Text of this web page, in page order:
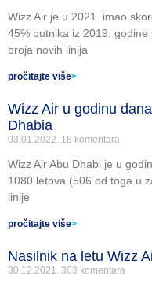
Wizz Air je u 2021. imao
45% putnika iz 2019.
broja novih linija
pročitajte više>
Wizz Air u godinu
Dhabia
03.01.2022. 18 komentara
Wizz Air Abu Dhabi je u
1080 letova (506 od toga u
linije
pročitajte više>
Nasilnik na letu Wizz
30.12.2021. 303 komentara